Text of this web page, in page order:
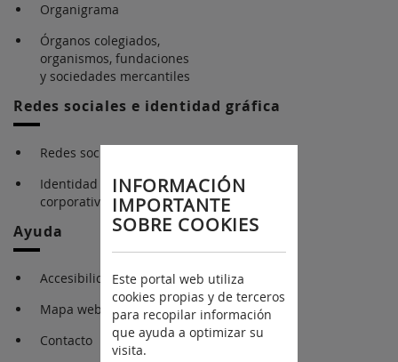
Organigrama
Órganos colegiados,
organismos, fundaciones
y sociedades mercantiles
Redes sociales e identidad gráfica
Redes sociales
Identidad gráfica
corporativa
Ayuda
Accesibilidad
Mapa web
Contacto
INFORMACIÓN
IMPORTANTE
SOBRE COOKIES
Este portal web utiliza
cookies propias y de terceros
para recopilar información
que ayuda a optimizar su
visita.